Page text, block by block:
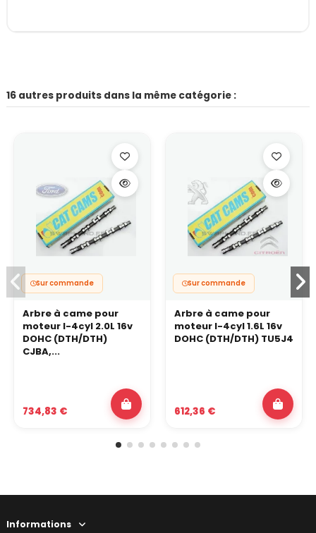
16 autres produits dans la même catégorie :
Sur commande
Arbre à came pour
moteur I-4cyl 2.0L 16v
DOHC (DTH/DTH)
CJBA,...
734,83 €
Sur commande
Arbre à came pour
moteur I-4cyl 1.6L 16v
DOHC (DTH/DTH) TU5J4
612,36 €
Informations